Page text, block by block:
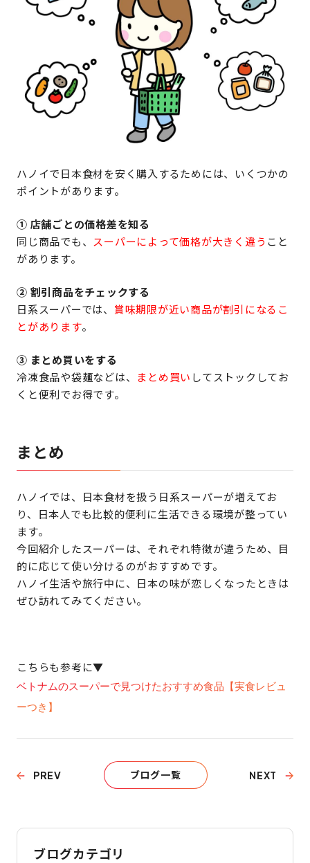
ハノイで日本食材を安く購入するためには、いくつかの
ポイントがあります。
① 店舗ごとの価格差を知る
同じ商品でも、 スーパーによって価格が大きく違う こと
があります。
② 割引商品をチェックする
日系スーパーでは、 賞味期限が近い商品が割引になるこ
とがあります。
③ まとめ買いをする
冷凍食品や袋麺などは、
まとめ買い してストックしてお
くと便利でお得です。
まとめ
ハノイでは、日本食材を扱う日系スーパーが増えてお
り、日本人でも比較的便利に生活できる環境が整ってい
ます。
今回紹介したスーパーは、それぞれ特徴が違うため、目
的に応じて使い分けるのがおすすめです。
ハノイ生活や旅行中に、日本の味が恋しくなったときは
ぜひ訪れてみてください。
こちらも参考に▼
ベトナムのスーパーで見つけたおすすめ食品【実食レビュ
ーつき】
PREV ブログ一覧 NEXT
ブログカテゴリ